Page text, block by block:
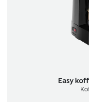
Easy